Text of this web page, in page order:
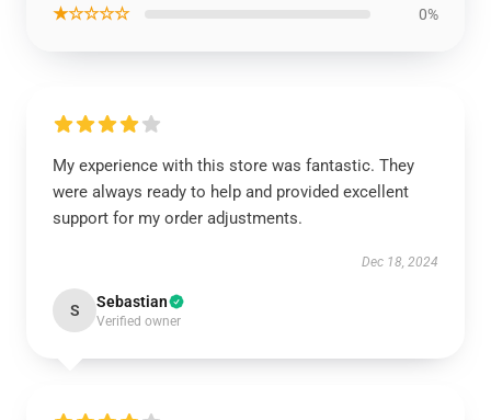
★☆☆☆☆ 0%
My experience with this store was fantastic. They
were always ready to help and provided excellent
support for my order adjustments.
Dec 18, 2024
S Sebastian
Verified owner